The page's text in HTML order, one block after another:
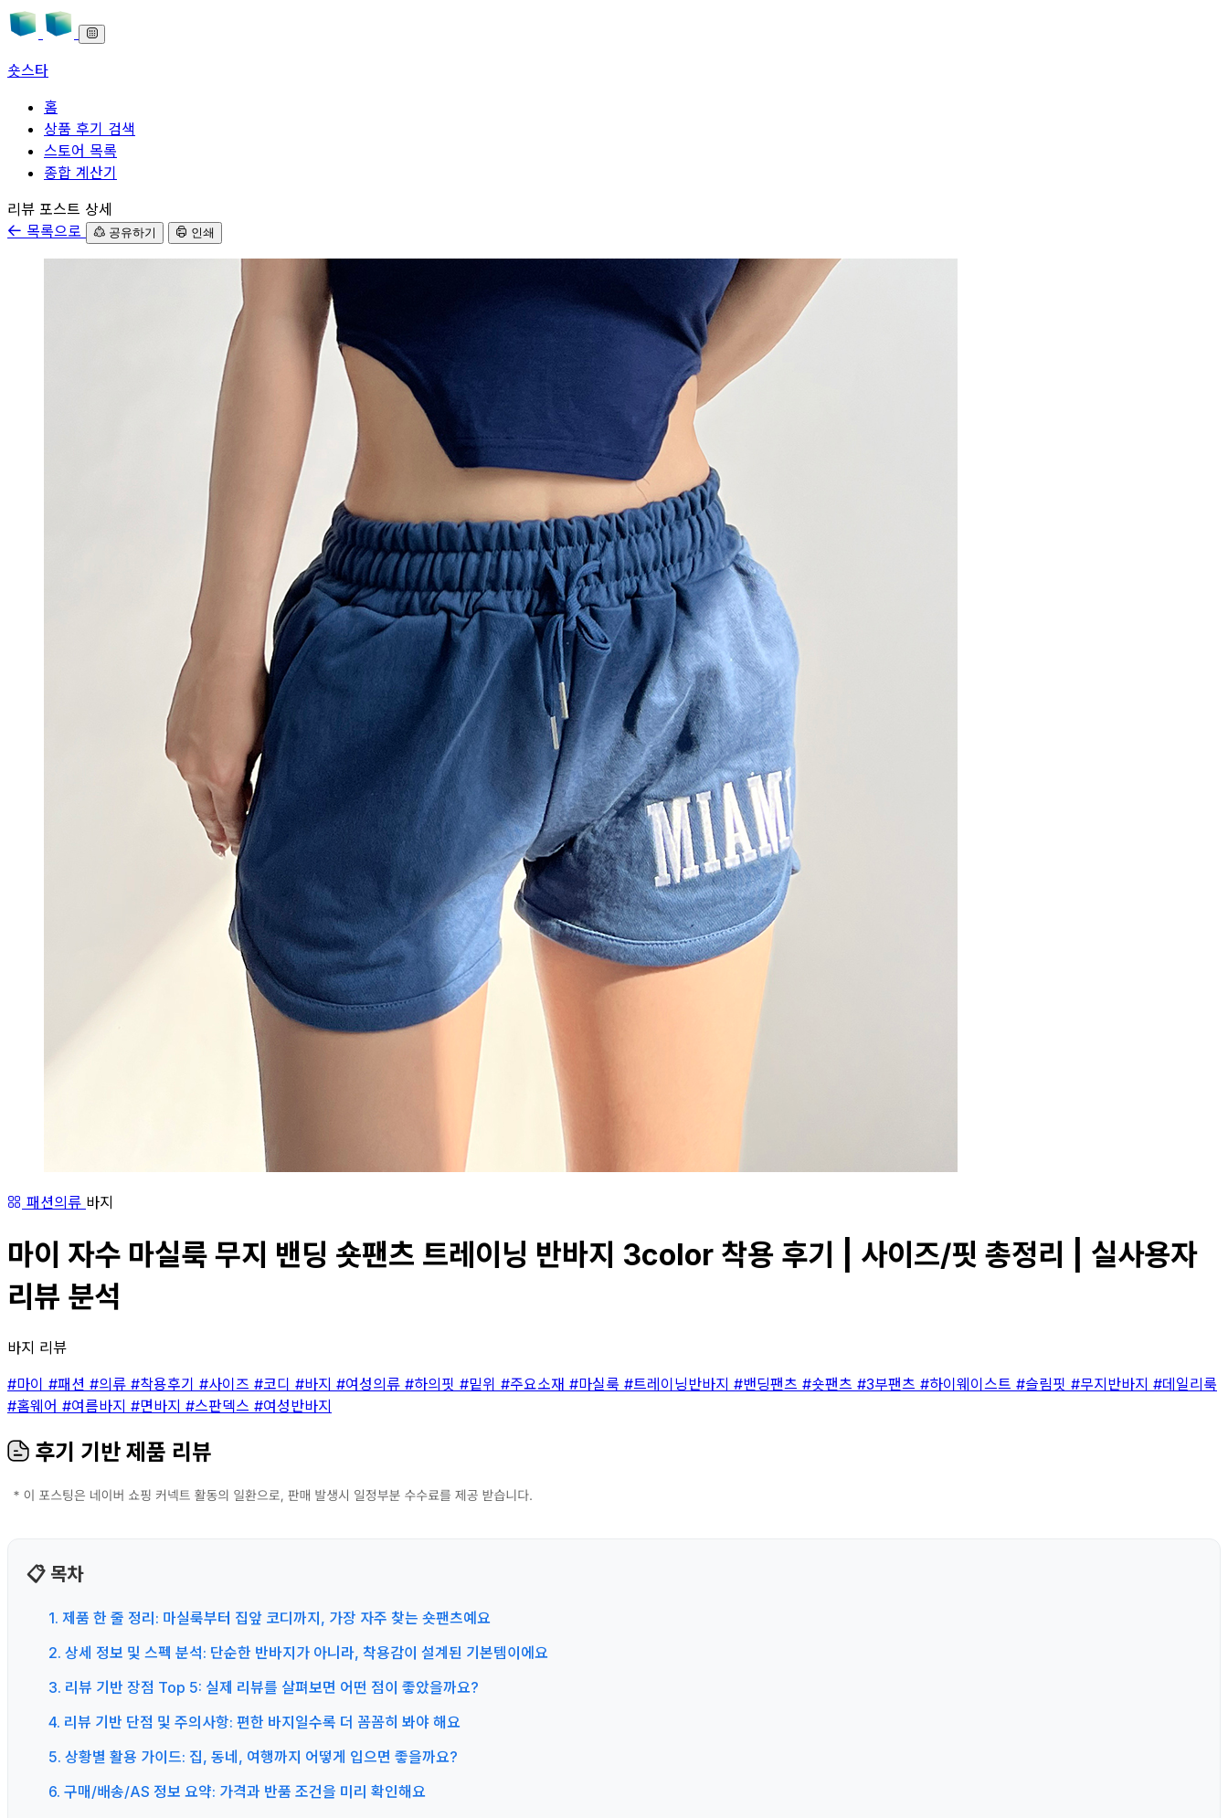
숏스타
홈
상품 후기 검색
스토어 목록
종합 계산기
본문으로 바로가기
리뷰 포스트 상세
목록으로
공유하기 인쇄
패션의류 바지
마이 자수 마실룩 무지 밴딩 숏팬츠 트레이닝 반바지 3color 착용 후기 | 사이즈/핏 총정리 | 실사용자
리뷰 분석
바지 리뷰
#마이 #패션 #의류 #착용후기 #사이즈 #코디 #바지 #여성의류 #하의핏 #밑위 #주요소재 #마실룩 #트레이닝반바지 #밴딩팬츠 #숏팬츠 #3부팬츠 #하이웨이스트 #슬림핏 #무지반바지 #데일리룩
#홈웨어 #여름바지 #면바지 #스판덱스 #여성반바지
후기 기반 제품 리뷰
📋 목차
1. 제품 한 줄 정리: 마실룩부터 집앞 코디까지, 가장 자주 찾는 숏팬츠예요
2. 상세 정보 및 스펙 분석: 단순한 반바지가 아니라, 착용감이 설계된 기본템이에요
3. 리뷰 기반 장점 Top 5: 실제 리뷰를 살펴보면 어떤 점이 좋았을까요?
4. 리뷰 기반 단점 및 주의사항: 편한 바지일수록 더 꼼꼼히 봐야 해요
5. 상황별 활용 가이드: 집, 동네, 여행까지 어떻게 입으면 좋을까요?
6. 구매/배송/AS 정보 요약: 가격과 반품 조건을 미리 확인해요